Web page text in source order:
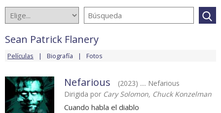
Sean Patrick Flanery
Películas Biografía Fotos
Nefarious
(2023) .... Nefarious
Dirigida por Cary Solomon, Chuck Konzelman
Cuando habla el diablo